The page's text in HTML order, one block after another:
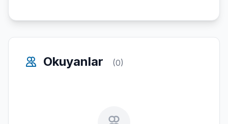
Okuyanlar (0)